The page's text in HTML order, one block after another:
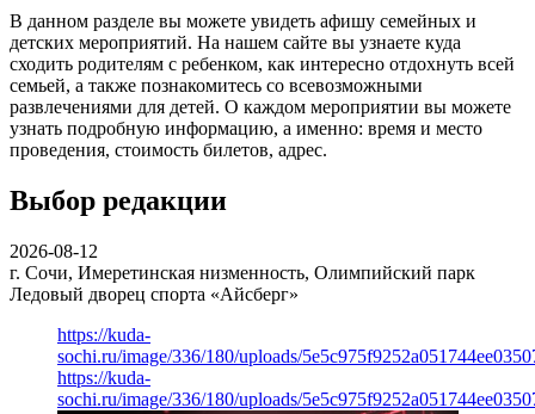
В данном разделе вы можете увидеть афишу семейных и
детских мероприятий. На нашем сайте вы узнаете куда
сходить родителям с ребенком, как интересно отдохнуть всей
семьей, а также познакомитесь со всевозможными
развлечениями для детей. О каждом мероприятии вы можете
узнать подробную информацию, а именно: время и место
проведения, стоимость билетов, адрес.
Выбор редакции
2026-08-12
г. Сочи, Имеретинская низменность, Олимпийский парк
Ледовый дворец спорта «Айсберг»
https://kuda-
sochi.ru/image/336/180/uploads/
https://kuda-
sochi.ru/image/336/180/uploads/